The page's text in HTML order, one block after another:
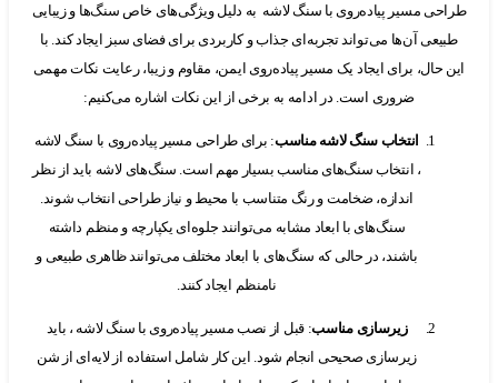
مسیر پیاده‌روی با سنگ لاشه به دلیل ویژگی‌های خاص سنگ‌ها و زیبایی
آن‌ها می‌تواند تجربه‌ای جذاب و کاربردی برای فضای سبز ایجاد کند. با
برای ایجاد یک مسیر پیاده‌روی ایمن، مقاوم و زیبا، رعایت نکات مهمی
ضروری است. در ادامه به برخی از این نکات اشاره می‌کنیم:
انتخاب سنگ لاشه مناسب: برای طراحی مسیر پیاده‌روی با سنگ لاشه
، انتخاب سنگ‌های مناسب بسیار مهم است. سنگ‌های لاشه باید از نظر
اندازه، ضخامت و رنگ متناسب با محیط و نیاز طراحی انتخاب شوند.
سنگ‌های با ابعاد مشابه می‌توانند جلوه‌ای یکپارچه و منظم داشته
باشند، در حالی که سنگ‌های با ابعاد مختلف می‌توانند ظاهری طبیعی و
نامنظم ایجاد کنند.
زیرسازی مناسب : قبل از نصب مسیر پیاده‌روی با سنگ لاشه ، باید
زیرسازی صحیحی انجام شود. این کار شامل استفاده از لایه‌ای از شن